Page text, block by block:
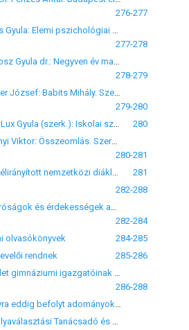
276-277
277-278
278-279
279-280
280
Visy József: Padányi Viktor: Összeomlás. Szerzői kiadás, 1941, 325 o.
280-281
281
282-288
282-284
olvasókönyvek
284-285
rendnek
285-286
286-288